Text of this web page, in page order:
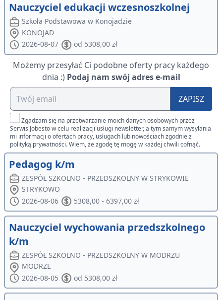
Nauczyciel edukacji wczesnoszkolnej
Szkoła Podstawowa w Konojadzie
KONOJAD
2026-08-07
od 5308,00 zł
Możemy przesyłać Ci podobne oferty pracy każdego
dnia :) Podaj nam swój adres e-mail
ZAPISZ
Zgadzam się na przetwarzanie moich danych osobowych przez
Serwis Jobesto w celu realizacji usługi newsletter, a tym samym wysyłania
mi informacji o ofertach pracy, usługach lub nowościach zgodnie z
polityką prywatności. Wiem, że zgodę tę mogę w każdej chwili cofnąć.
Pedagog k/m
ZESPÓŁ SZKOLNO - PRZEDSZKOLNY W STRYKOWIE
STRYKOWO
2026-08-06
5308,00 - 6397,00 zł
Nauczyciel wychowania przedszkolnego
k/m
ZESPÓŁ SZKOLNO - PRZEDSZKOLNY W MODRZU
MODRZE
2026-08-05
od 5308,00 zł